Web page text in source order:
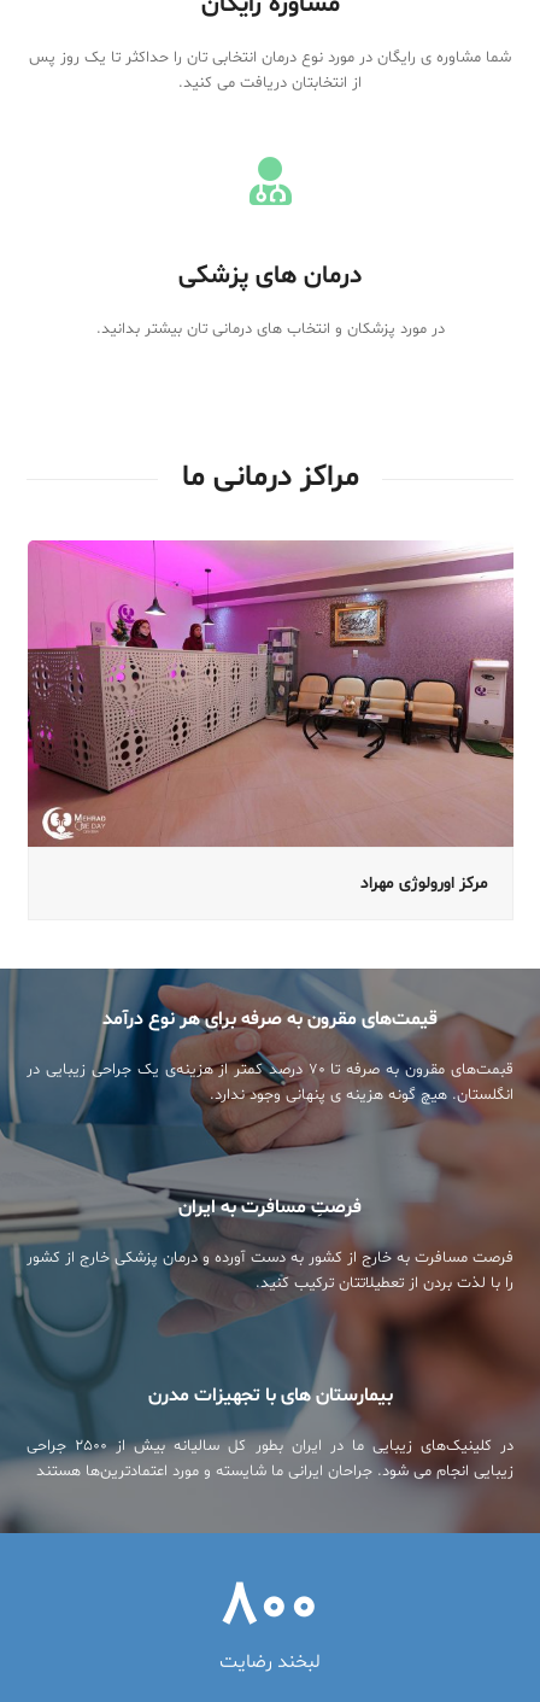
شما مشاوره ی رایگان در مورد نوع درمان انتخابی تان را حداکثر تا یک روز پس
از انتخابتان دریافت می کنید.
درمان های پزشکی
در مورد پزشکان و انتخاب های درمانی تان بیشتر بدانید.
مراکز درمانی ما
مرکز اورولوژی مهراد
قیمت‌های مقرون به صرفه برای هر نوع درآمد
قبمت‌های مقرون به صرفه تا ۷۰ درصد کمتر از هزینه‌ی یک جراحی زیبایی در
انگلستان. هیچ گونه هزینه ی پنهانی وجود ندارد.
فرصتِ مسافرت به ایران
فرصت مسافرت به خارج از کشور به دست آورده و درمان پزشکی خارج از کشور
را با لذت بردن از تعطیلاتتان ترکیب کنید.
بیمارستان های با تجهیزات مدرن
در کلینیک‌های زیبایی ما در ایران بطور کل سالیانه بیش از ۲۵۰۰ جراحی
زیبایی انجام می شود. جراحان ایرانی ما شایسته و مورد اعتمادترین‌ها هستند
800
لبخند رضایت